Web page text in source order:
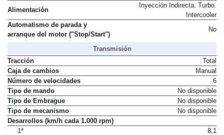
Alimentación
Inyección Indirecta. Turbo.
Intercooler
Automatismo de parada y
arranque del motor ("Stop/Start")
No
Transmisión
Tracción
Total
Caja de cambios
Manual
Número de velocidades
6
Tipo de mando
No disponible
Tipo de Embrague
No disponible
Tipo de mecanismo
No disponible
Desarrollos (km/h cada 1.000 rpm)
1ª
8,1